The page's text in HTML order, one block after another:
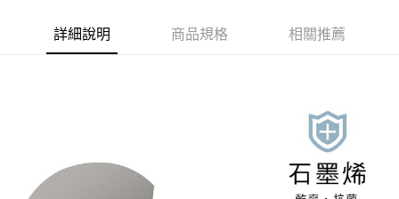
１．於結帳方式選擇「AFTEE先享後付」後，將跳轉至「AFTEE先享後付」
結帳頁面，進行簡訊認證並確認金額後，即可完成結帳。
※ 請注意：結帳手續完成當下不需立刻繳費，但若您需要取消訂單，請聯絡
購買商品的店家。未經商家同意取消之訂單仍視為有效，需透過AFTEE先享
※ 交易是否成功請以「AFTEE先享後付 」之結帳頁面顯示為準，若有關於
是否繳費成功／繳費後需取消欲退款等相關疑問，請聯繫「AFTEE先享後付
客戶支援中心」
https://netprotections.freshdesk.com/support/home
付款後全家取貨
每筆NT$80，滿NT$899(含以上)免運費
詳細說明 商品規格 相關推薦